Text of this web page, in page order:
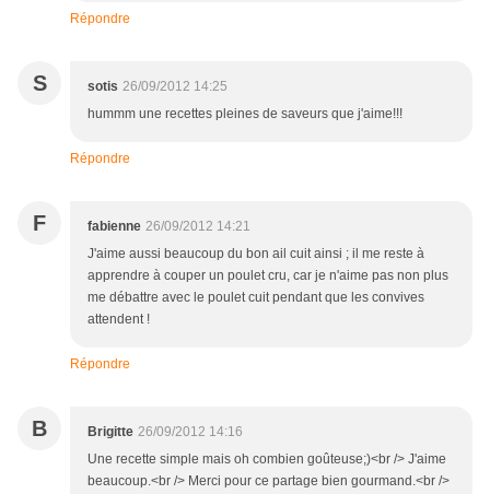
Répondre
S sotis 26/09/2012 14:25
hummm une recettes pleines de saveurs que j'aime!!!
Répondre
F fabienne 26/09/2012 14:21
J'aime aussi beaucoup du bon ail cuit ainsi ; il me reste à
apprendre à couper un poulet cru, car je n'aime pas non plus
me débattre avec le poulet cuit pendant que les convives
attendent !
Répondre
B Brigitte 26/09/2012 14:16
Une recette simple mais oh combien goûteuse;)<br /> J'aime
beaucoup.<br /> Merci pour ce partage bien gourmand.<br />